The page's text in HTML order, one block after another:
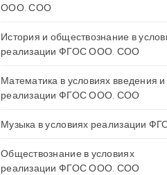
ООО, СОО
История и обществознание в
реализации ФГОС ООО, СОО
Математика в условиях введения и
реализации ФГОС ООО, СОО
Музыка в условиях реализации
Обществознание в условиях
реализации ФГОС ООО, СОО